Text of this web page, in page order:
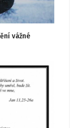
vážné